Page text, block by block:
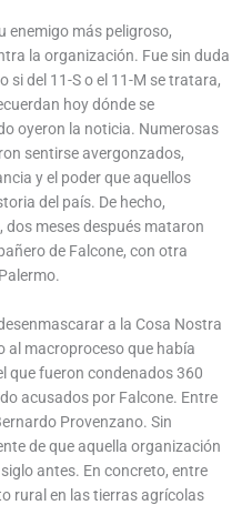
enemigo más peligroso,
la organización. Fue sin duda
si del 11-S o el 11-M se tratara,
hoy dónde se
oyeron la noticia. Numerosas
sentirse avergonzados,
y el poder que aquellos
del país. De hecho,
meses después mataron
de Falcone, con otra
a la Cosa Nostra
al macroproceso que había
que fueron condenados 360
acusados por Falcone. Entre
Provenzano. Sin
de que aquella organización
antes. En concreto, entre
rural en las tierras agrícolas